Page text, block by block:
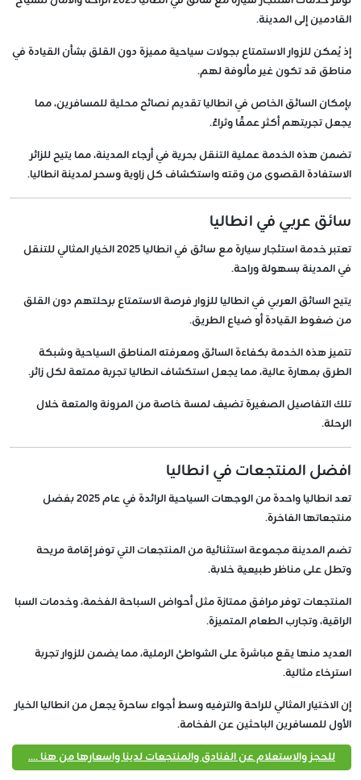
القادمين إلى المدينة.
إذ يُمكن للزوار الاستمتاع بجولات سياحية مميزة دون القلق بشأن القيادة في
مناطق قد تكون غير مألوفة لهم.
بإمكان السائق الخاص في انطاليا تقديم نصائح محلية للمسافرين، مما
يجعل تجربتهم أكثر عمقًا وثراءً.
تضمن هذه الخدمة عملية التنقل بحرية في أرجاء المدينة، مما يتيح للزائر
الاستفادة القصوى من وقته واستكشاف كل زاوية وسحر لمدينة انطاليا.
سائق عربي في انطاليا
تعتبر خدمة استئجار سيارة مع سائق في انطاليا 2025 الخيار المثالي للتنقل
في المدينة بسهولة وراحة.
يتيح السائق العربي في انطاليا للزوار فرصة الاستمتاع برحلتهم دون القلق
من ضغوط القيادة أو ضياع الطريق.
تتميز هذه الخدمة بكفاءة السائق ومعرفته المناطق السياحية وشبكة
الطرق بمهارة عالية، مما يجعل استكشاف انطاليا تجربة ممتعة لكل زائر.
تلك التفاصيل الصغيرة تضيف لمسة خاصة من المرونة والمتعة خلال
الرحلة.
افضل المنتجعات في انطاليا
تعد انطاليا واحدة من الوجهات السياحية الرائدة في عام 2025 بفضل
منتجعاتها الفاخرة.
تضم المدينة مجموعة استثنائية من المنتجعات التي توفر إقامة مريحة
وتطل على مناظر طبيعية خلابة.
المنتجعات توفر مرافق ممتازة مثل أحواض السباحة الفخمة، وخدمات السبا
الراقية، وتجارب الطعام المتميزة.
العديد منها يقع مباشرة على الشواطئ الرملية، مما يضمن للزوار تجربة
استرخاء مثالية.
إن الاختيار المثالي للراحة والترفيه وسط أجواء ساحرة يجعل من انطاليا الخيار
الأول للمسافرين الباحثين عن الفخامة.
للحجز والاستعلام عن الفنادق والمنتجعات لدينا واسعارها من هنا ....